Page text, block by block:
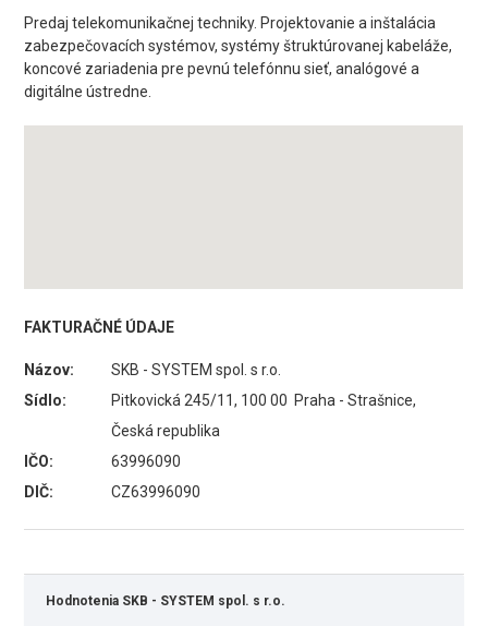
Predaj telekomunikačnej techniky. Projektovanie a inštalácia
zabezpečovacích systémov, systémy štruktúrovanej kabeláže,
koncové zariadenia pre pevnú telefónnu sieť, analógové a
digitálne ústredne.
FAKTURAČNÉ ÚDAJE
Názov:
SKB - SYSTEM spol. s r.o.
Sídlo:
Pitkovická 245/11, 100 00 Praha - Strašnice,
Česká republika
IČO:
63996090
DIČ:
CZ63996090
Hodnotenia SKB - SYSTEM spol. s r.o.